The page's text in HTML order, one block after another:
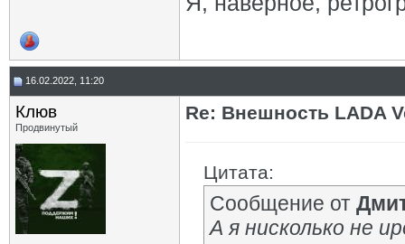
16.02.2022, 11:20
Клюв
Продвинутый
Re: Внешность LADA
Цитата:
Сообщение от
А я нисколько не